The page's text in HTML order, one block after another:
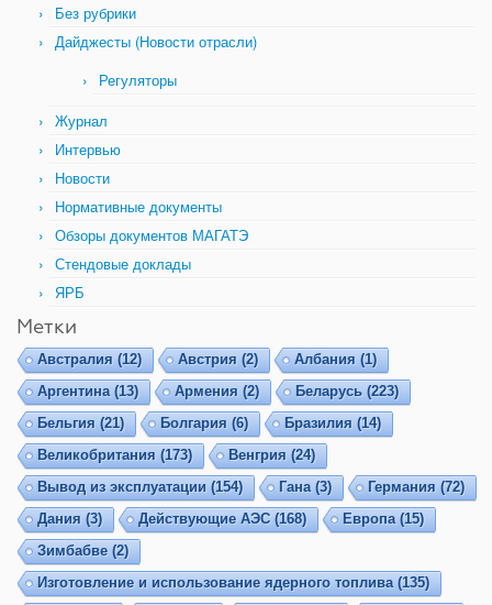
Без рубрики
Дайджесты (Новости отрасли)
Регуляторы
Журнал
Интервью
Новости
Нормативные документы
Обзоры документов МАГАТЭ
Стендовые доклады
ЯРБ
Метки
Австралия (12) Австрия (2) Албания (1)
Аргентина(13) Армения (2) Беларусь (223)
Бельгия (21) Болгария (6) Бразилия (14)
Великобритания (173) Венгрия (24)
Вывод из эксплуатации (154) Гана(3) Германия (72)
Дания (3) Действующие АЭС(168) Европа(15)
Зимбабве (2)
Изготовление и использование ядерного топлива(135)